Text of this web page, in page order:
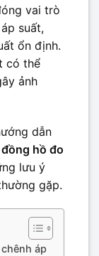
vai trò
suất,
ổn định.
có thể
ảnh
dẫn
hồ đo
lưu ý
gặp.
áp